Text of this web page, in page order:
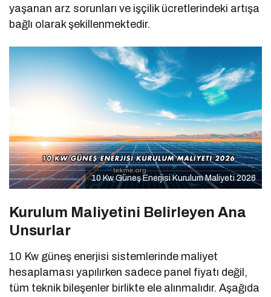
yaşanan arz sorunları ve işçilik ücretlerindeki artışa
bağlı olarak şekillenmektedir.
10 Kw Güneş Enerjisi Kurulum Maliyeti 2026
Kurulum Maliyetini Belirleyen Ana
Unsurlar
10 Kw güneş enerjisi sistemlerinde maliyet
hesaplaması yapılırken sadece panel fiyatı değil,
tüm teknik bileşenler birlikte ele alınmalıdır. Aşağıda